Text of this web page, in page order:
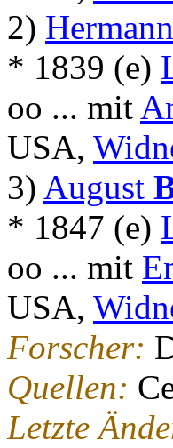
2)
* 1839 (e)
oo ... mit
USA,
3) August
* 1847 (e)
oo ... mit
USA,
Forscher:
Quellen:
Letzte